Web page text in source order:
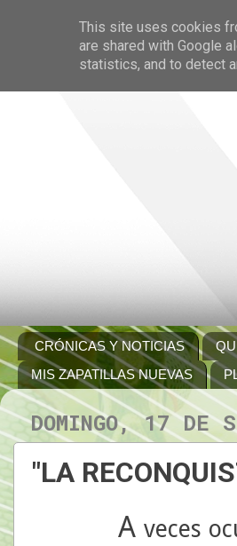
CRÓNICAS Y NOTICIAS
MIS ZAPATILLAS NUEVAS
DOMINGO, 17 DE
"LA
Aveces
This site uses cookies
are shared with Google
statistics, and to detect